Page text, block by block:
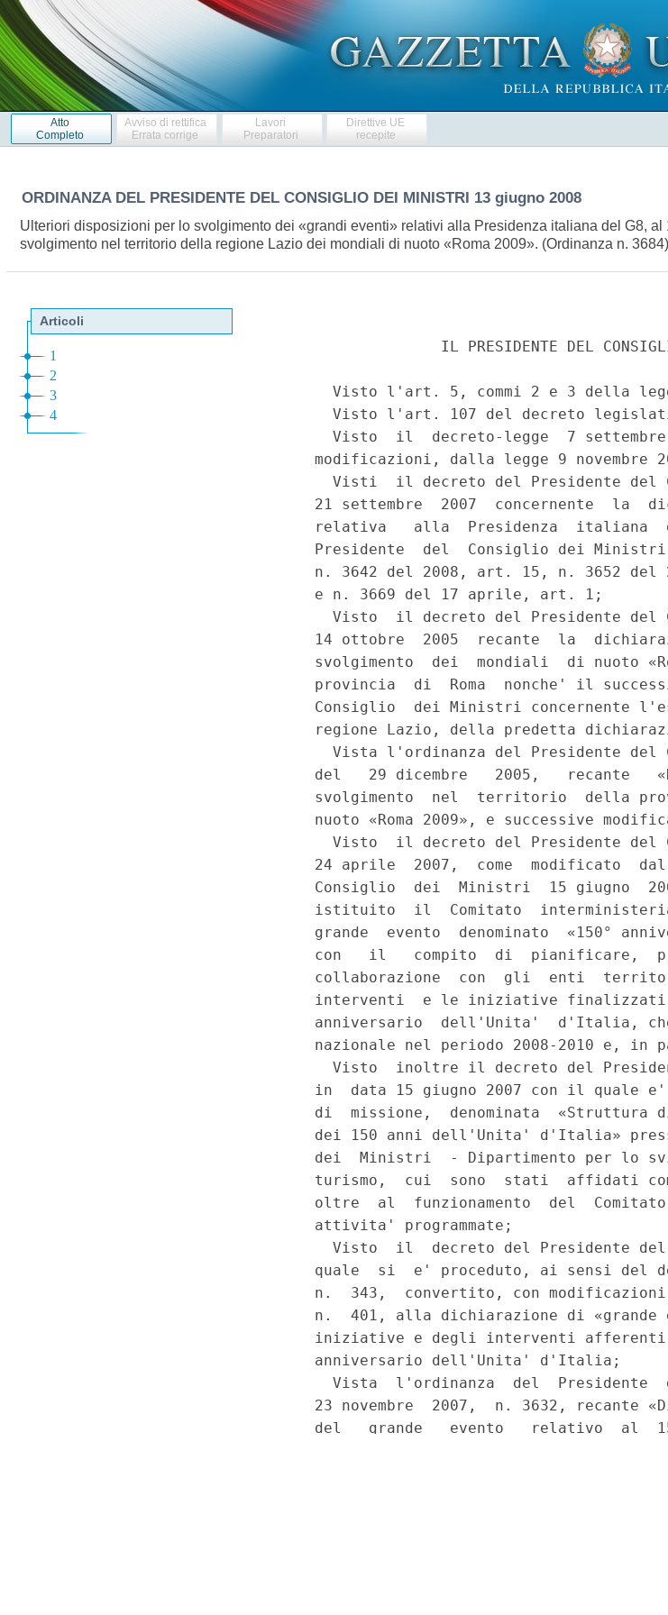
Atto
Completo
Avviso di rettifica
Errata corrige
Lavori
Preparatori
Direttive UE
recepite
ORDINANZA DEL PRESIDENTE DEL CONSIGLIO DEI MINISTRI 13 giugno 2008
Ulteriori disposizioni per lo svolgimento dei «grandi eventi» relativi alla Presidenza italiana del G8,
svolgimento nel territorio della regione Lazio dei mondiali di nuoto «Roma 2009». (Ordinanza n.